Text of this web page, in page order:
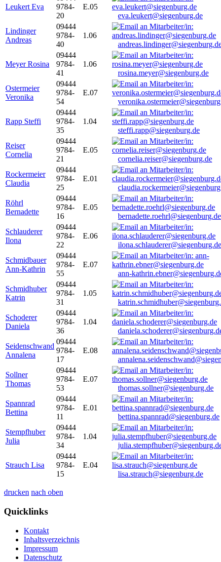
Leukert Eva
9784-
20
E.05
eva.leukert@siegenburg.de
Lindinger
Andreas
09444
9784-
40
1.06
Meyer Rosina
09444
9784-
41
1.06
rosina.meyer@siegenburg.de
Ostermeier
Veronika
09444
9784-
54
E.07
Rapp Steffi
09444
9784-
35
1.04
steffi.rapp@siegenburg.de
Reiser
Cornelia
09444
9784-
21
E.05
cornelia.reiser@siegenburg.de
Rockermeier
Claudia
09444
9784-
25
E.01
Röhrl
Bernadette
09444
9784-
16
E.05
bernadette.roehrl@siegenburg.de
Schlauderer
Ilona
09444
9784-
22
E.06
ilona.schlauderer@siegenburg.de
Schmidbauer
Ann-Kathrin
09444
9784-
55
E.07
ann-
Schmidhuber
Katrin
09444
9784-
31
1.05
Schoderer
Daniela
09444
9784-
36
1.04
Seidenschwand
Annalena
09444
9784-
17
E.08
Sollner
Thomas
09444
9784-
53
E.07
thomas.sollner@siegenburg.de
Spannrad
Bettina
09444
9784-
11
E.01
bettina.spannrad@siegenburg.de
Stempfhuber
Julia
09444
9784-
34
1.04
Strauch Lisa
09444
9784-
15
E.04
lisa.strauch@siegenburg.de
drucken nach oben
Quicklinks
Kontakt
Inhaltsverzeichnis
Impressum
Datenschutz